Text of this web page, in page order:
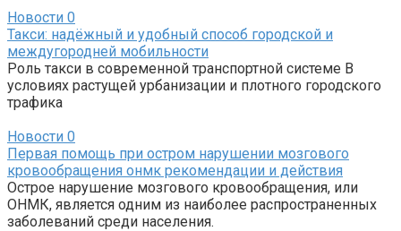
Новости 0
Такси: надёжный и удобный способ городской и
междугородней мобильности
Роль такси в современной транспортной системе В
условиях растущей урбанизации и плотного городского
трафика
Новости 0
Первая помощь при остром нарушении мозгового
кровообращения онмк рекомендации и действия
Острое нарушение мозгового кровообращения, или
ОНМК, является одним из наиболее распространенных
заболеваний среди населения.